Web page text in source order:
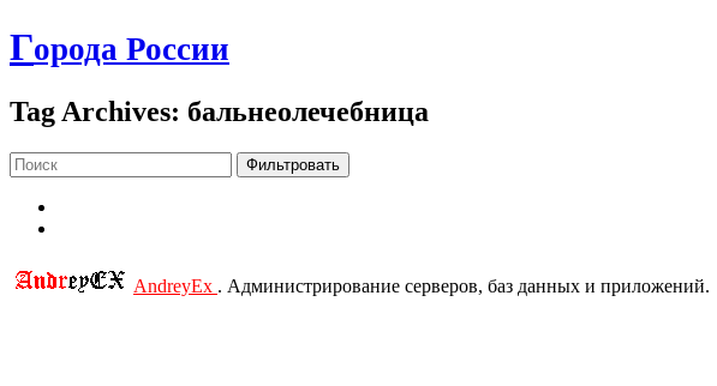
Города России
Tag Archives: бальнеолечебница
Фильтровать
AndreyEx . Администрирование серверов, баз данных и приложений.